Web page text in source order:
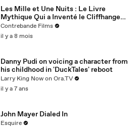
Les Mille et Une Nuits : Le Livre
Mythique Qui a Inventé le Cliffhanger
et le Binge-Watching Avant Netflix
Contrebande Films
il y a 8 mois
Danny Pudi on voicing a character from
his childhood in 'DuckTales' reboot
Larry King Now on Ora.TV
il y a 7 ans
John Mayer Dialed In
Esquire